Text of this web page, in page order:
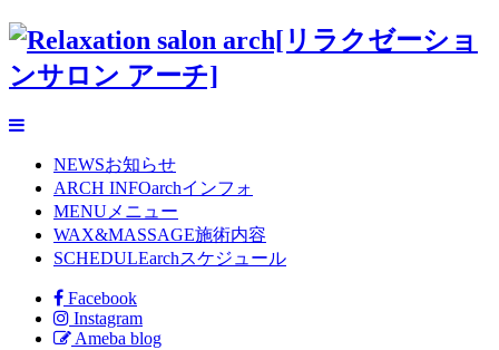
NEWSお知らせ
ARCH INFOarchインフォ
MENU メニュー
WAX&MASSAGE施術内容
SCHEDULEarchスケジュール
Facebook
Instagram
Ameba blog